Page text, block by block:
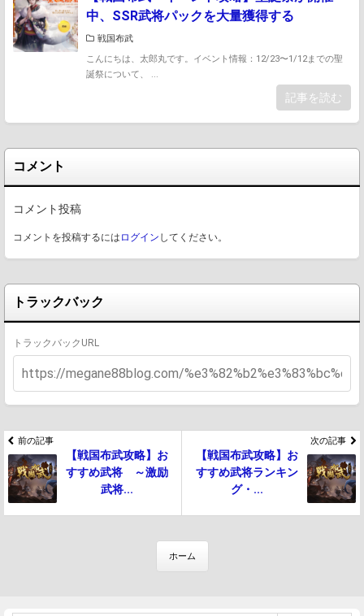
中、SSR武将パックを大量獲得する
戦国布武
こんにちは、太郎丸です。イベント情報：12/23〜1/12までの聖
誕祭について、 ...
記事を読む
コメント
コメント投稿
コメントを投稿するには ログイン してください。
トラックバック
トラックバックURL
前の記事
【戦国布武攻略】お
すすめ武将 ～激励
武将...
次の記事
【戦国布武攻略】お
すすめ武将ランキン
グ・...
ホーム